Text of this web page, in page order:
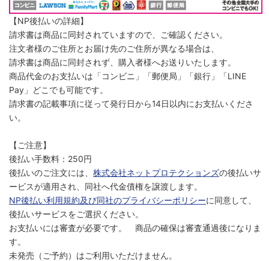
【NP後払いの詳細】
請求書は商品に同封されていますので、ご確認ください。
注文者様のご住所とお届け先のご住所が異なる場合は、
請求書は商品に同封されず、購入者様へお送りいたします。
商品代金のお支払いは「コンビニ」「郵便局」「銀行」「LINE
Pay」どこでも可能です。
請求書の記載事項に従って発行日から14日以内にお支払いくださ
い。
【ご注意】
後払い手数料：250円
後払いのご注文には、 株式会社ネットプロテクションズの後払いサ
ービスが適用され、同社へ代金債権を譲渡します。
NP後払い利用規約及び同社のプライバシーポリシーに同意して、
後払いサービスをご選択ください。
お支払いには審査が必要です。 商品の確保は審査通過後になりま
す。
未発売（ご予約）はご利用いただけません。